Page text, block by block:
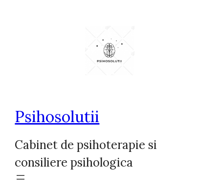
Psihosolutii
Cabinet de psihoterapie si
consiliere psihologica